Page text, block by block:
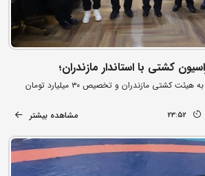
کشتی با استاندار مازندران؛
واگذاری یک سالن تخصصی به هیئت کشتی مازندران و تخصیص ۳۰ میلیارد تومان
23:52 مشاهده بیشتر